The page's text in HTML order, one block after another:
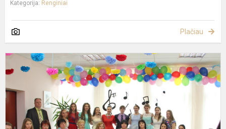
Kategorija: Renginiai
Plačiau